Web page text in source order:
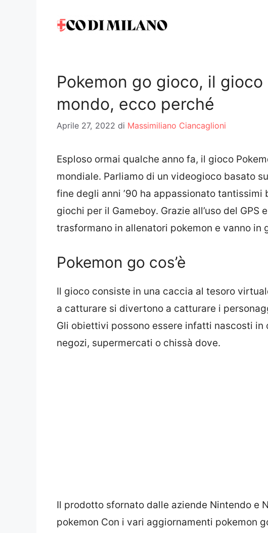
Pokemon go gioco, il
mondo, ecco perché
Aprile 27, 2022 di Massimiliano Ciancaglioni
Esploso ormai qualche anno fa, il gioco
mondiale. Parliamo di un videogioco basato
fine degli anni ’90 ha appassionato
giochi per il Gameboy. Grazie all’uso del
trasformano in allenatori pokemon e vanno
Pokemon go cos’è
Il gioco consiste in una caccia al tesoro
a catturare si divertono a catturare i
Gli obiettivi possono essere infatti nascosti in
negozi, supermercati o chissà dove.
Il prodotto sfornato dalle aziende Nintendo e
pokemon Con i vari aggiornamenti pokemon